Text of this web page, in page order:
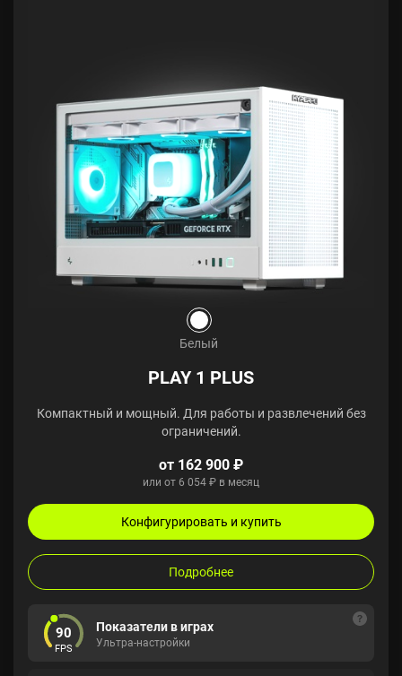
Белый
PLAY 1 PLUS
Компактный и мощный. Для работы и развлечений без
ограничений.
от 162 900 ₽
или от 6 054 ₽ в месяц
Конфигурировать и купить
Подробнее
90
FPS
Показатели в играх
Ультра-настройки